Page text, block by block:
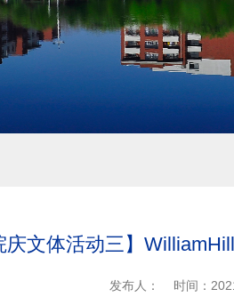
庆文体活动三】
发布人： 时间：